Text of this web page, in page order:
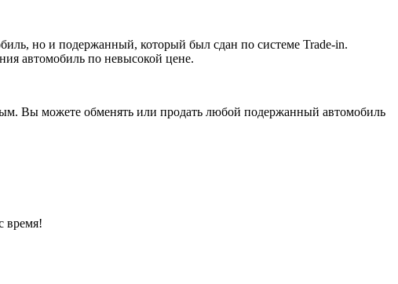
но и подержанный, который был сдан по системе Trade-in.
автомобиль по невысокой цене.
Вы можете обменять или продать любой подержанный автомобиль
время!